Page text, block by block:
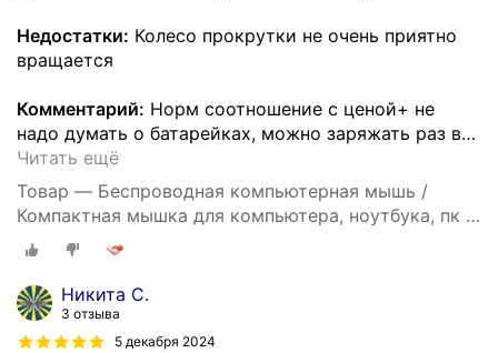
Недостатки: Колесо прокрутки не очень приятно
вращается
Комментарий: Норм соотношение с ценой+ не
надо думать о батарейках, можно заряжать раз в…
Читать ещё
Товар — Беспроводная компьютерная мышь /
Компактная мышка для компьютера, ноутбука, пк и
макбука / Встроенный аккумулятор / Бесшумные
кнопки / Bluetooth / White
Никита С.
3 отзыва
5 декабря 2024